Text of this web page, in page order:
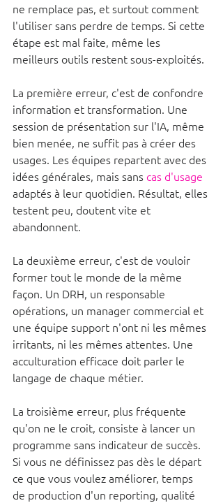
ne remplace pas, et surtout comment
l'utiliser sans perdre de temps. Si cette
étape est mal faite, même les
meilleurs outils restent sous-exploités.
La première erreur, c'est de confondre
information et transformation. Une
session de présentation sur l'IA, même
bien menée, ne suffit pas à créer des
usages. Les équipes repartent avec des
idées générales, mais sans cas d'usage
adaptés à leur quotidien. Résultat, elles
testent peu, doutent vite et
abandonnent.
La deuxième erreur, c'est de vouloir
former tout le monde de la même
façon. Un DRH, un responsable
opérations, un manager commercial et
une équipe support n'ont ni les mêmes
irritants, ni les mêmes attentes. Une
acculturation efficace doit parler le
langage de chaque métier.
La troisième erreur, plus fréquente
qu'on ne le croit, consiste à lancer un
programme sans indicateur de succès.
Si vous ne définissez pas dès le départ
ce que vous voulez améliorer, temps
de production d'un reporting, qualité